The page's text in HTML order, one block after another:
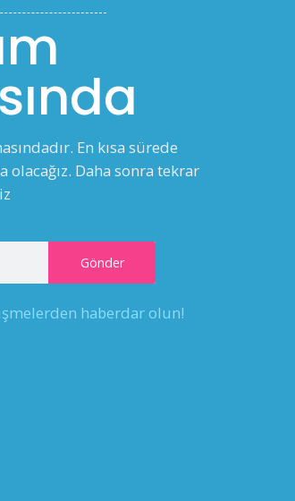
En kısa sürede
Daha sonra tekrar
haberdar olun!